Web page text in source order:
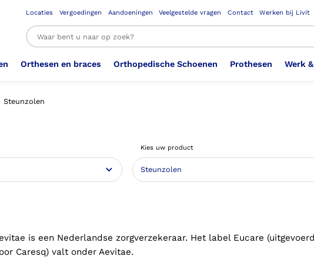
Locaties Vergoedingen Aandoeningen Veelgestelde vragen Contact Werken bij Livit
Kousen (klasse 2)
3D geprinte steunzolen
Orthesen en braces
Been Knie
Hoofd Nek
Orthopedische Schoenen
Orthopedische Schoenen OSA
Badschoenen
Prothesen
Bovenbeenprothese
Hand & Vinger prothese
Werk
Werknemer
Steunzolen
Kies uw product
is een Nederlandse zorgverzekeraar. Het label Eucare (uitgevoerd
Caresq) valt onder Aevitae.